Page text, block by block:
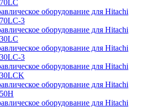
оборудование для Hitachi
3
оборудование для Hitachi
оборудование для Hitachi
3
оборудование для Hitachi
оборудование для Hitachi
оборудование для Hitachi